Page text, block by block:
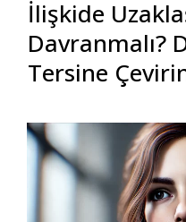
İlişkide
Davranmalı?
Tersine